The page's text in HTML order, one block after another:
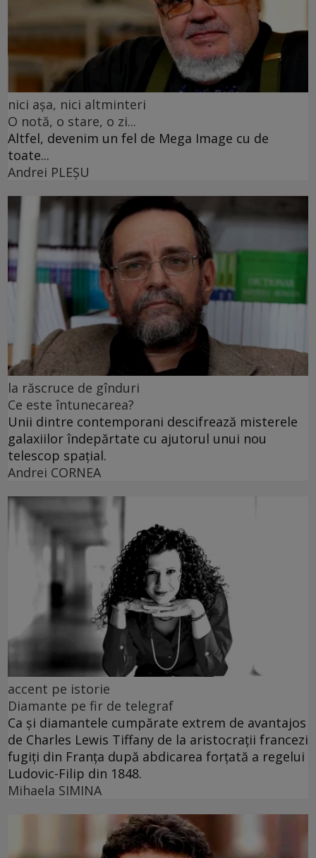
nici așa, nici altminteri
O notă, o stare, o zi...
Altfel, devenim un fel de Mega Image cu de
toate...
Andrei PLEŞU
la răscruce de gînduri
Ce este întunecarea?
Unii dintre contemporani descifrează misterele
galaxiilor îndepărtate cu ajutorul unui nou
telescop spațial.
Andrei CORNEA
accent pe istorie
Diamante pe fir de telegraf
Ca și diamantele cumpărate extrem de avantajos
de Charles Lewis Tiffany de la aristocrații francezi
fugiți din Franța după abdicarea forțată a regelui
Ludovic-Filip din 1848.
Mihaela SIMINA